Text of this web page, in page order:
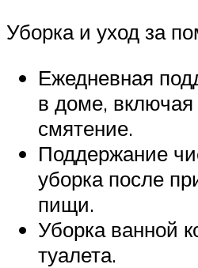
Уборка и уход за
Ежедневная
в доме, включая
смятение.
Поддержание
уборка после
пищи.
Уборка ванной
туалета.